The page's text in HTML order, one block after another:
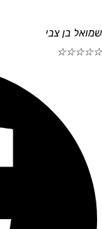
שמואל בן צבי
☆
☆
☆
☆
☆